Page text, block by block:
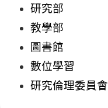
研究部
教學部
圖書館
數位學習
研究倫理委員會